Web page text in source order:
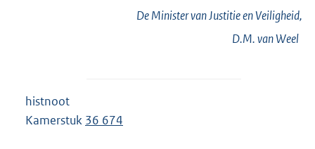
De Minister van Justitie en Veiligheid,
D.M. vanWeel
histnoot
Kamerstuk 36 674